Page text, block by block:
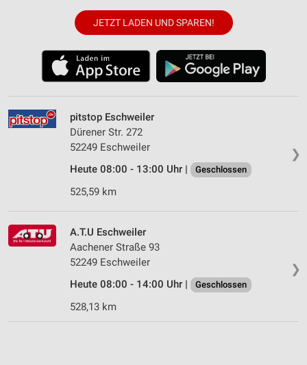
JETZT LADEN UND SPAREN!
❯
pitstop Eschweiler
Dürener Str. 272
52249 Eschweiler
Heute 08:00 - 13:00 Uhr |
Geschlossen
525,59 km
❯
A.T.U Eschweiler
Aachener Straße 93
52249 Eschweiler
Heute 08:00 - 14:00 Uhr |
Geschlossen
528,13 km